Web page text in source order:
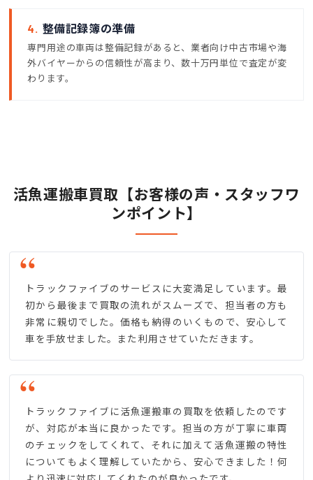
4. 整備記録簿の準備
専門用途の車両は整備記録があると、業者向け中古市場や海
外バイヤーからの信頼性が高まり、数十万円単位で査定が変
わります。
活魚運搬車買取【お客様の声・スタッフワ
ンポイント】
トラックファイブのサービスに大変満足しています。最
初から最後まで買取の流れがスムーズで、担当者の方も
非常に親切でした。価格も納得のいくもので、安心して
車を手放せました。また利用させていただきます。
トラックファイブに活魚運搬車の買取を依頼したのです
が、対応が本当に良かったです。担当の方が丁寧に車両
のチェックをしてくれて、それに加えて活魚運搬の特性
についてもよく理解していたから、安心できました！何